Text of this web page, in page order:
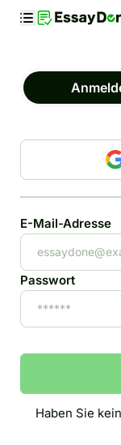
E-Mail-Adresse
Passwort
Haben Sie